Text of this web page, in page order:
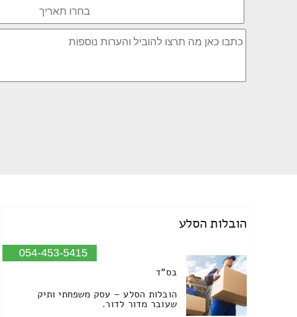
הובלות הסלע
054-453-5415
בס"ד
הובלות הסלע – עסק משפחתי ותיק
שעובר מדור לדור.